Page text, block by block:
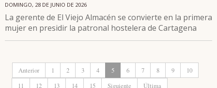
DOMINGO, 28 DE JUNIO DE 2026
La gerente de El Viejo Almacén se convierte en la primera
mujer en presidir la patronal hostelera de Cartagena
Anterior 1 2 3 4 5 6 7 8 9
10
11
12 13 14 15 Siguiente Última